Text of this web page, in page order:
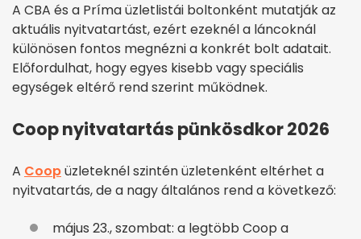
A CBA és a Príma üzletlistái boltonként mutatják az
aktuális nyitvatartást, ezért ezeknél a láncoknál
különösen fontos megnézni a konkrét bolt adatait.
Előfordulhat, hogy egyes kisebb vagy speciális
egységek eltérő rend szerint működnek.
Coop nyitvatartás pünkösdkor 2026
A Coopüzleteknél szintén üzletenként eltérhet a
nyitvatartás, de a nagy általános rend a következő:
május 23., szombat: a legtöbb Coop a